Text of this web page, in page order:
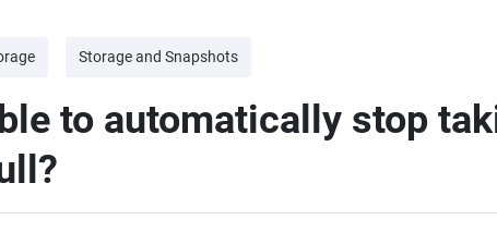
Storage and Snapshots
to automatically stop